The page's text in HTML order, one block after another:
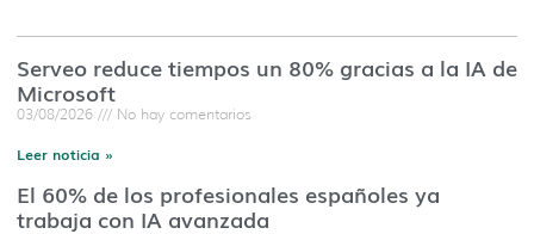
Serveo reduce tiempos un 80% gracias a la IA de
Microsoft
03/08/2026 No hay comentarios
Leer noticia »
El 60% de los profesionales españoles ya
trabaja con IA avanzada